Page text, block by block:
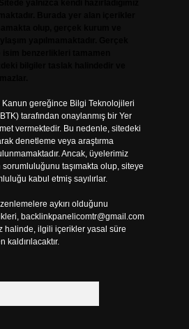
Kanun gereğince Bilgi Teknolojileri
tarafından onaylanmış bir Yer
vermektedir. Bu nedenle, sitedeki
denetleme veya araştırma
Ancak, üyelerimiz
sorumluluğunu taşımakta olup, siteye
kabul etmiş sayılırlar.
aykırı olduğunu
backlinkpanelicomtr@gmail.com
halinde, ilgili içerikler yasal süre